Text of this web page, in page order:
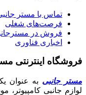
تماس با مستر
فرصت‌های شغلی
فروش در
اخباری فناوری
فروشگاه اینترنتی
مستر جانبی به عنوان
لوازم جانبی کامپیوتر،